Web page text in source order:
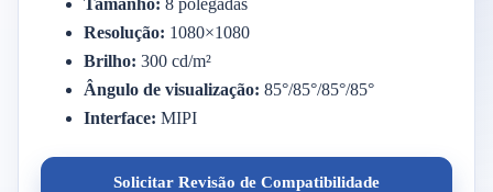
Tamanho: 8 polegadas
Resolução: 1080×1080
Brilho: 300 cd/m²
Ângulo de visualização: 85°/85°/85°/85°
Interface: MIPI
Solicitar Revisão de Compatibilidade